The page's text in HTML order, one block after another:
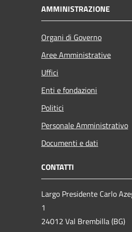
AMMINISTRAZIONE
Organi di Governo
Aree Amministrative
Uffici
Enti e fondazioni
Politici
Personale Amministrativo
Documenti e dati
CONTATTI
Largo Presidente Carlo
1
24012 Val Brembilla (BG)